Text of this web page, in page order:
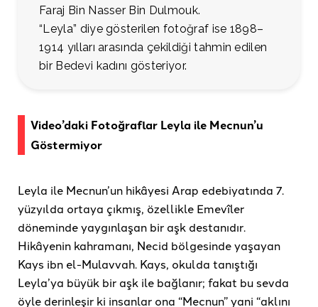
Faraj Bin Nasser Bin Dulmouk.
“Leyla” diye gösterilen fotoğraf ise 1898–
1914 yılları arasında çekildiği tahmin edilen
bir Bedevi kadını gösteriyor.
Video’daki Fotoğraflar Leyla ile Mecnun’u
Göstermiyor
Leyla ile Mecnun’un hikâyesi Arap edebiyatında 7.
yüzyılda ortaya çıkmış, özellikle Emevîler
döneminde yaygınlaşan bir aşk destanıdır.
Hikâyenin kahramanı, Necid bölgesinde yaşayan
Kays ibn el-Mulavvah. Kays, okulda tanıştığı
Leyla’ya büyük bir aşk ile bağlanır; fakat bu sevda
öyle derinleşir ki insanlar ona “Mecnun” yani “aklını